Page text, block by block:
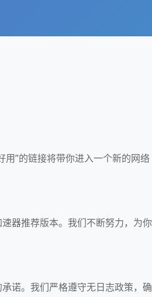
”的链接将带你进入一个新的网络
器推荐版本。我们不断努力，为你
诺。我们严格遵守无日志政策，确